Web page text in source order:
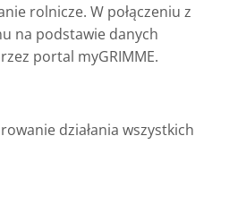
rolnicze. W połączeniu z
na podstawie danych
portal myGRIMME.
działania wszystkich